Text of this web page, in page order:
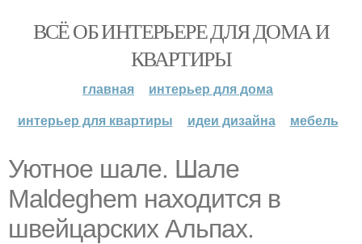
ВСЁ ОБ ИНТЕРЬЕРЕ ДЛЯ ДОМА И
КВАРТИРЫ
главная
интерьер для дома
интерьер для квартиры
идеи дизайна мебель
Уютное шале. Шале
Maldeghem находится в
швейцарских Альпах.